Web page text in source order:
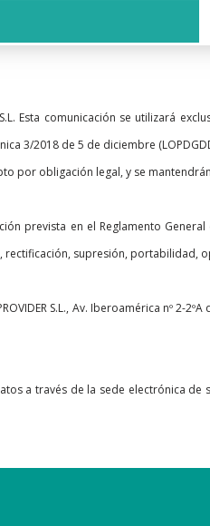
Esta comunicación se utilizará
3/2018 de 5 de diciembre
por obligación legal, y se
prevista en el Reglamento
rectificación, supresión, portabilidad,
S.L., Av. Iberoamérica nº 2-
a través de la sede electrónica de